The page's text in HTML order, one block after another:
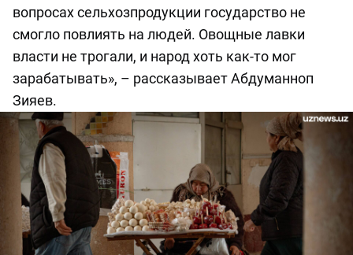
вопросах сельхозпродукции государство не
смогло повлиять на людей. Овощные лавки
власти не трогали, и народ хоть как-то мог
зарабатывать», – рассказывает Абдуманноп
Зияев.